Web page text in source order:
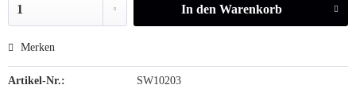
In den Warenkorb
Merken
Artikel-Nr.: SW10203